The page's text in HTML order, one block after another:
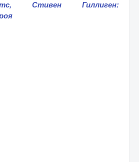
Стивен Гиллиген: